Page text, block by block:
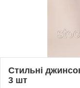
Стильні
3 шт